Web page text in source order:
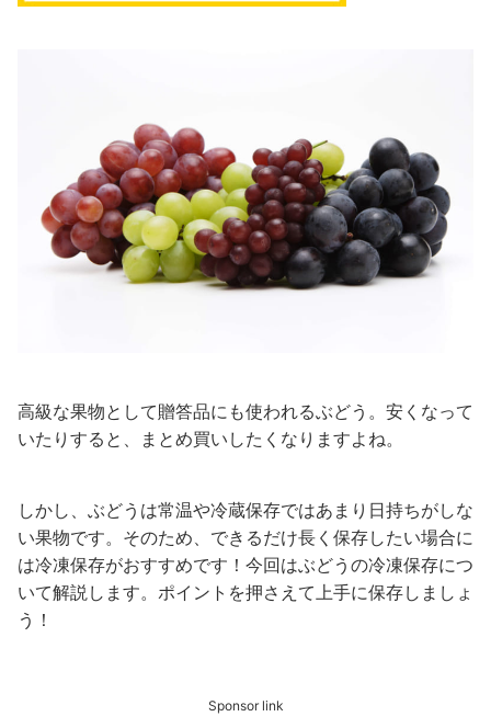
高級な果物として贈答品にも使われるぶどう。安くなって
いたりすると、まとめ買いしたくなりますよね。
しかし、ぶどうは常温や冷蔵保存ではあまり日持ちがしな
い果物です。そのため、できるだけ長く保存したい場合に
は冷凍保存がおすすめです！今回はぶどうの冷凍保存につ
いて解説します。ポイントを押さえて上手に保存しましょ
う！
Sponsor link